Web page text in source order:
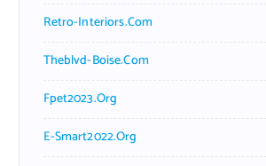
Retro-Interiors.com
Theblvd-Boise.com
Fpet2023.org
E-Smart2022.org